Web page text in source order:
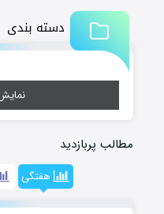
دسته بندی
نمایش دسته بندی
پربازدید
ماهانه